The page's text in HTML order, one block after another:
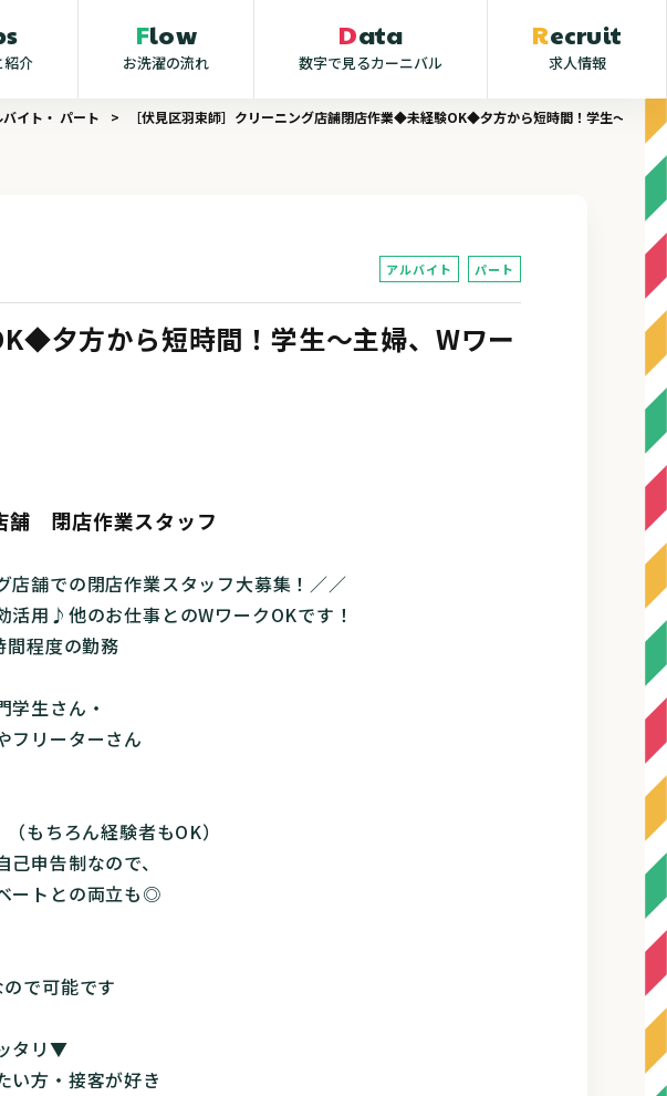
紹介
Flow
お洗濯の流れ
Data
数字で見るカーニバル
Recruit
求人情報
バイト・ パート ［伏見区羽束師］クリーニング店舗閉店作業◆未経験OK◆夕方から短時間！学生～主
アルバイト パート
夕方から短時間！学生～主婦、Wワー
舗 閉店作業スタッフ
店舗での閉店作業スタッフ大募集！／／
活用♪他のお仕事とのWワークOKです！
程度の勤務
学生さん・
フリーターさん
もちろん経験者もOK）
申告制なので、
ートとの両立も◎
で可能です
タリ▼
方・接客が好き